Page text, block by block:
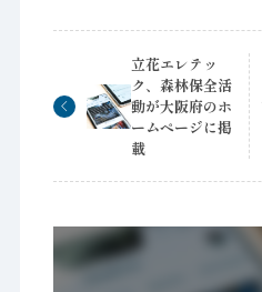
立花エレテッ
ク、森林保全活
動が大阪府のホ
ームページに掲
載